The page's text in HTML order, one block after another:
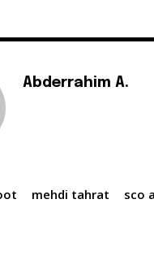
Abderrahim A.
mehdi tahrat sco